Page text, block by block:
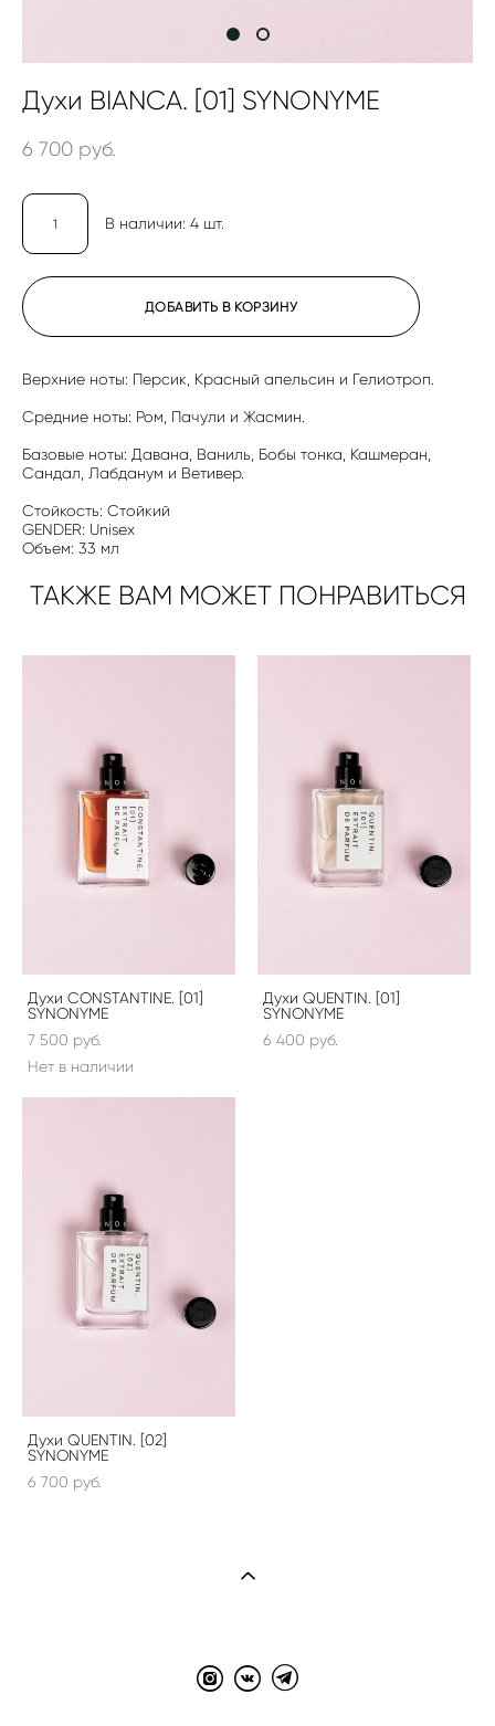
Духи BIANCA. [01] SYNONYME
6 700 pуб.
В наличии: 4 шт.
ДОБАВИТЬ В КОРЗИНУ
Верхние ноты: Персик, Красный апельсин и Гелиотроп.
Средние ноты: Ром, Пачули и Жасмин.
Базовые ноты: Давана, Ваниль, Бобы тонка, Кашмеран,
Сандал, Лабданум и Ветивер.
Стойкость: Стойкий
GENDER: Unisex
Объем: 33 мл
ТАКЖЕ ВАМ МОЖЕТ ПОНРАВИТЬСЯ
Духи CONSTANTINE. [01]
SYNONYME
7 500 pуб.
Нет в наличии
Духи QUENTIN. [01]
SYNONYME
6 400 pуб.
Духи QUENTIN. [02]
SYNONYME
6 700 pуб.